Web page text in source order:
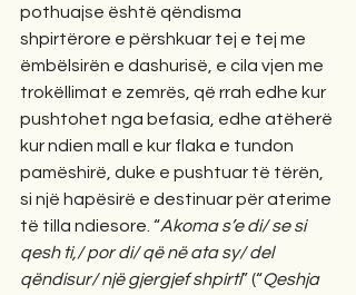
pothuajse është qëndisma
shpirtërore e përshkuar tej e tej me
ëmbëlsirën e dashurisë, e cila vjen me
trokëllimat e zemrës, që rrah edhe kur
pushtohet nga befasia, edhe atëherë
kur ndien mall e kur flaka e tundon
pamëshirë, duke e pushtuar të tërën,
si një hapësirë e destinuar për aterime
të tilla ndiesore. “Akoma s’e di/ se si
qesh ti,/ por di/ që në ata sy/ del
qëndisur/ një gjergjef shpirti” (“Qeshja